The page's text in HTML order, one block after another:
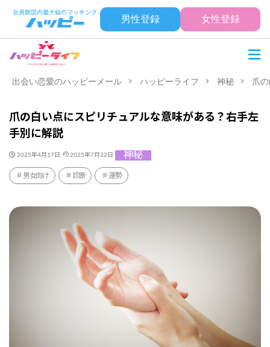
男性登録 女性登録
出会い恋愛のハッピーメール ハッピーライフ 神秘 爪
爪の白い点にスピリチュアルな意味がある？右手左
手別に解説
2025年4月17日 2025年7月22日 神秘
男女向け 診断 運勢